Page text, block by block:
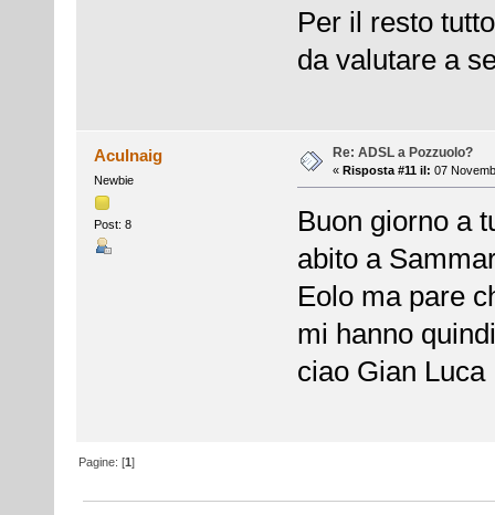
Per il resto
da valutare a
Aculnaig
Newbie
Post: 8
Re: ADSL a Pozzuolo?
« Risposta #11 il: 07
Buon giorno a
abito a
Eolo ma pare
mi hanno
ciao Gian Luca
Pagine: [1]